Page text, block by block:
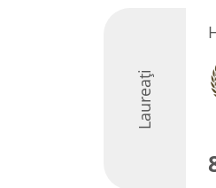
Laureați